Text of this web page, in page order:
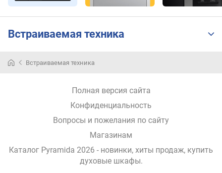
н
и
б
в
Встраиваемая техника
Бренд,
Киевом
Встраиваемая техника
Полная версия сайта
Конфиденциальность
Вопросы и пожелания по сайту
Магазинам
Каталог Pyramida 2026 - новинки, хиты продаж, купить
духовые шкафы.